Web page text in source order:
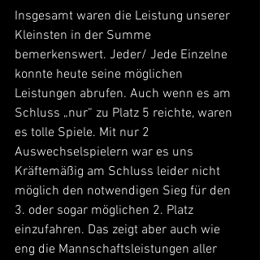
Insgesamt waren die Leistung unserer
Kleinsten in der Summe
bemerkenswert. Jeder/ Jede Einzelne
konnte heute seine möglichen
Leistungen abrufen. Auch wenn es am
Schluss „nur“ zu Platz 5 reichte, waren
es tolle Spiele. Mit nur 2
Auswechselspielern war es uns
Kräftemäßig am Schluss leider nicht
möglich den notwendigen Sieg für den
3. oder sogar möglichen 2. Platz
einzufahren. Das zeigt aber auch wie
eng die Mannschaftsleistungen aller